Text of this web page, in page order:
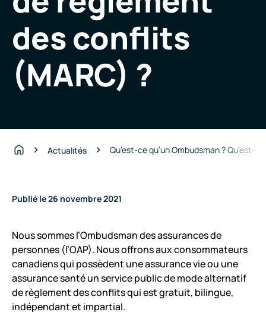
des conflits
(MARC) ?
Actualités Qu’est-ce qu’un Ombudsman ? Qu’est-
Publié le 26 novembre 2021
Nous sommes l’Ombudsman des assurances de
personnes (l’OAP). Nous offrons aux consommateurs
canadiens qui possèdent une assurance vie ou une
assurance santé un service public de mode alternatif
de règlement des conflits qui est gratuit, bilingue,
indépendant et impartial.